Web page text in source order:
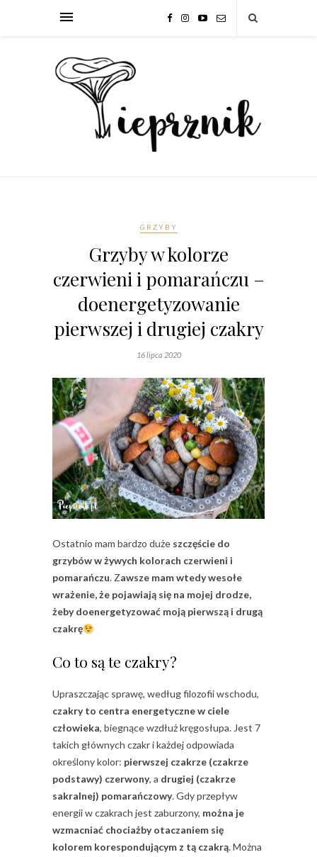
GRZYBY
Grzyby w kolorze
czerwieni i pomarańczu –
doenergetyzowanie
pierwszej i drugiej czakry
16 lipca 2020
Ostatnio mam bardzo duże szczęście do
grzybów w żywych kolorach czerwieni i
pomarańczu. Zawsze mam wtedy wesołe
wrażenie, że pojawiają się na mojej drodze,
żeby doenergetyzować moją pierwszą i drugą
czakrę
Co to są te czakry?
Upraszczając sprawę, według filozofii wschodu,
czakry to centra energetyczne w ciele
człowieka, biegnące wzdłuż kręgosłupa. Jest 7
takich głównych czakr i każdej odpowiada
określony kolor: pierwszej czakrze (czakrze
podstawy) czerwony, a drugiej (czakrze
sakralnej) pomarańczowy. Gdy przepływ
energii w czakrach jest zaburzony, można je
wzmacniać chociażby otaczaniem się
kolorem korespondującym z tą czakrą. Można